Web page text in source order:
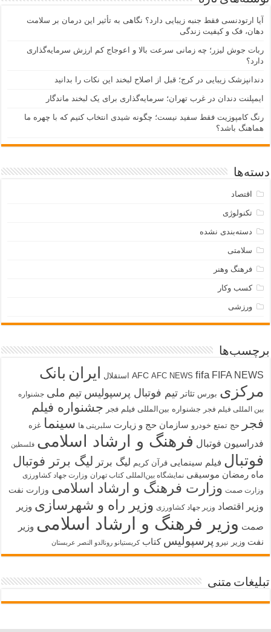
ارتودنسی فقط جنبه زیبایی دارد؟ نگاهی به تأثیر این درمان بر سلامت
فک و کیفیت زندگی
جوش لیزر؛ چه زمانی سرعت بالا و اعوجاج کم ارزش سرمایه‌گذاری
زیبایی در کرج؛ قبل از اصلاح لبخند این نکات را بدانید
دندان در غرب تهران؛ سرمایه‌گذاری برای یک لبخند ماندگار
کامپوزیت فقط سفید نیست؛ چگونه شیدی انتخاب کنیم که با چهره ما
باشد؟
اقتصاد
تکنولوژی
دسته‌بندی نشده
سلامتی
فرهنگ وهنر
کسب وکار
ورزشی
AFC AFC NEWS fifa FIFA استقلال ایران بانک
بورس تئاتر تیم فوتبال پرسپولیس تیم ملی جشنواره
المللی فیلم فجر جشنواره بین‌المللی فیلم فجر جشنواره فیلم
حج تمتع خودرو سازمان حج و زیارت سلبریتی ها سینما غزه
فوتبال فرهنگ و ارشاد اسلامی فلسطین
فیلم سینمایی قرآن کریم لیگ برتر لیگ برتر فوتبال
رمضان موسیقی نمایشگاه بین‌المللی کتاب تهران وزارت جهاد کشاورزی
صمت وزارت فرهنگ و ارشاد اسلامی وزارت نفت
اقتصاد وزیر جهاد کشاورزی وزیر راه و شهرسازی وزیر
وزیر فرهنگ و ارشاد اسلامی
وزیر
وزیر نیرو پرسپولیس کتاب کریستیانو رونالدو النصر عربستان
متنی